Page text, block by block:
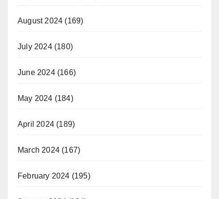
August 2024 (169)
July 2024(180)
June 2024(166)
May 2024 (184)
April 2024 (189)
March 2024 (167)
February 2024 (195)